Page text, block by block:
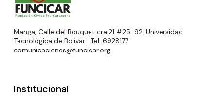
Manga, Calle del Bouquet cra.21 #25-92, Universidad
Tecnológica de Bolívar · Tel: 6928177 ·
comunicaciones@funcicar.org
Institucional